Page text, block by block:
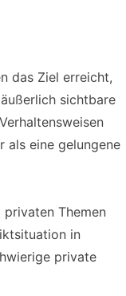
das Ziel erreicht,
sichtbare
als eine gelungene
Themen
in
private